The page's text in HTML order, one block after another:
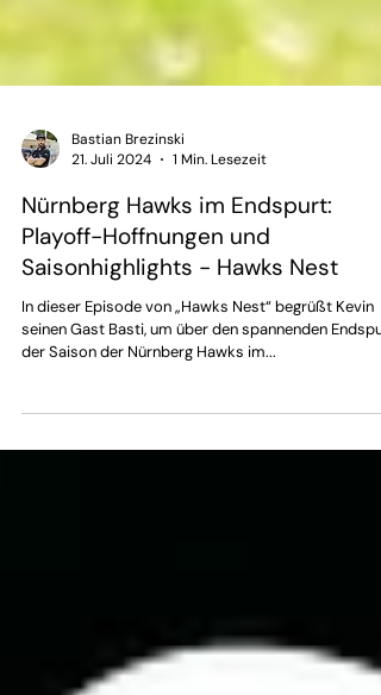
Bastian Brezinski
21. Juli 2024
1 Min. Lesezeit
Nürnberg Hawks im Endspurt:
Playoff-Hoffnungen und
Saisonhighlights - Hawks Nest
In dieser Episode von „Hawks Nest“ begrüßt Kevin
der Saison der Nürnberg Hawks im...